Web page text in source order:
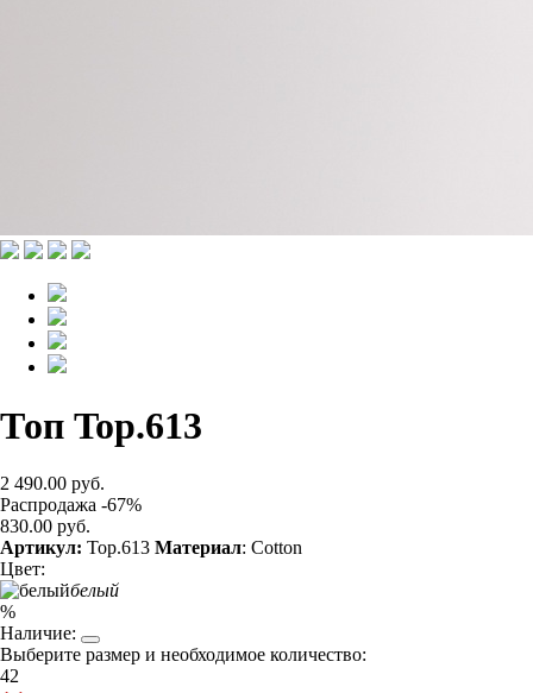
Топ Top.613
2 490.00 руб.
Распродажа -67%
830.00 руб.
Артикул: Top.613 Материал: Cotton
Цвет:
белый
%
Наличие:
Выберите размер и необходимое количество:
42